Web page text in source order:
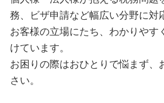
法人税 計算方法
ビザ申請 代行 メリット
ビザ申請 必要書類
就労 ビザ 種類
資格外活動 許可証
税務相談 新宿区 相談
海外税務 神奈川県 税理士
ビザ申請 中央区 相談
海外税務 中央区 相談
ビザ申請 神奈川県 税理士
海外税務 埼玉県 相談
務、ビザ申請など幅広い分野に対
お客様の立場にたち、わかりやす
けています。
お困りの際はおひとりで悩まず、
さい。